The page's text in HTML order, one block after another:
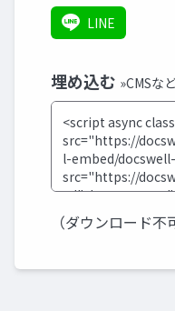
LINE
埋め込む »CMSな
（ダウンロード不